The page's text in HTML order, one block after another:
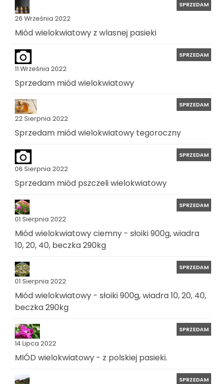
26 Września 2022
SPRZEDAM
Miód wielokwiatowy z wlasnej pasieki
11 Września 2022
SPRZEDAM
Sprzedam miód wielokwiatowy
22 Sierpnia 2022
SPRZEDAM
Sprzedam miód wielokwiatowy tegoroczny
06 Sierpnia 2022
SPRZEDAM
Sprzedam miód pszczeli wielokwiatowy
01 Sierpnia 2022
SPRZEDAM
Miód wielokwiatowy ciemny - słoiki 900g, wiadra
10, 20, 40, beczka 290kg
01 Sierpnia 2022
SPRZEDAM
Miód wielokwiatowy - słoiki 900g, wiadra 10, 20, 40,
beczka 290kg
14 Lipca 2022
SPRZEDAM
MIÓD wielokwiatowy - z polskiej pasieki.
SPRZEDAM